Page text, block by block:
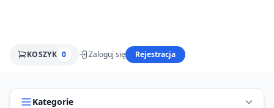
KOSZYK 0 Zaloguj się Rejestracja
Kategorie